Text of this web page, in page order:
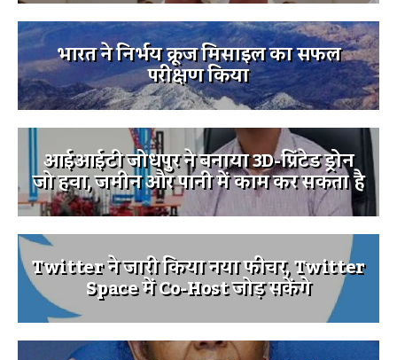
भारत ने निर्भय क्रूज मिसाइल का सफल
परीक्षण किया
आईआईटी जोधपुर ने बनाया 3D-प्रिंटेड ड्रोन
जो हवा, जमीन और पानी में काम कर सकता है
Twitter ने जारी किया नया फीचर, Twitter
Space में Co-Host जोड़ सकेंगे